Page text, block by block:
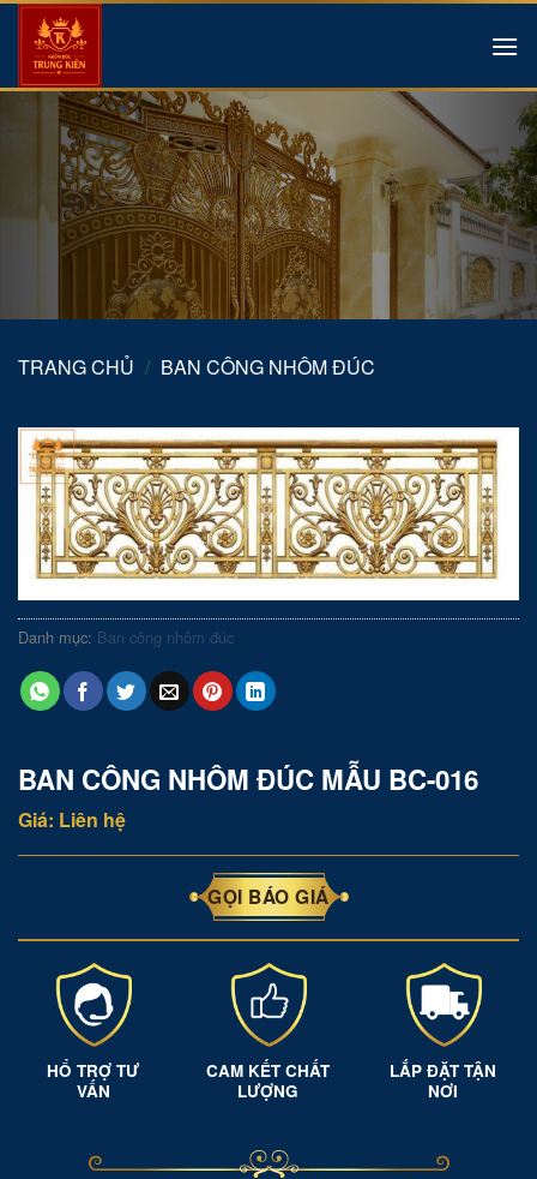
Skip
content
TRANG CHỦ / BAN CÔNG NHÔM ĐÚC
Danh mục: Ban công nhôm đúc
BAN CÔNG NHÔM ĐÚC MẪU BC-016
Giá: Liên hệ
GỌI BÁO GIÁ
HỔ TRỢ TƯ
VẤN
CAM KẾT CHẤT
LƯỢNG
LẮP ĐẶT TẬN
NƠI